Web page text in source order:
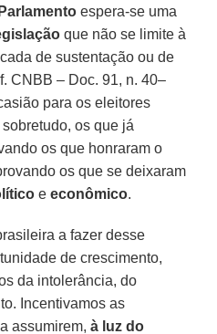
Parlamento espera-se uma
que não se limite à
de sustentação ou de
CNBB – Doc. 91, n. 40–
para os eleitores
os que já
os que honraram o
os que se deixaram
eeconômico.
a fazer desse
de crescimento,
da intolerância, do
Incentivamos as
a assumirem,à luz do